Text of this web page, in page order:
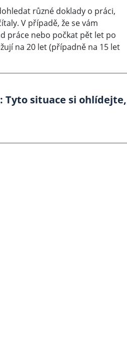
různé doklady o práci,
V případě, že se vám
práce nebo počkat pět let po
na 20 let (případně na 15 let
Tyto situace si ohlídejte,